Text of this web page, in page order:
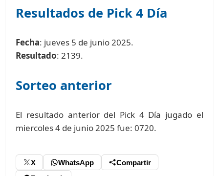
Resultados de Pick 4 Día
Fecha: jueves 5 de junio 2025.
Resultado: 2139.
Sorteo anterior
El resultado anterior del Pick 4 Día jugado el
miercoles 4 de junio 2025 fue: 0720.
X WhatsApp
Compartir